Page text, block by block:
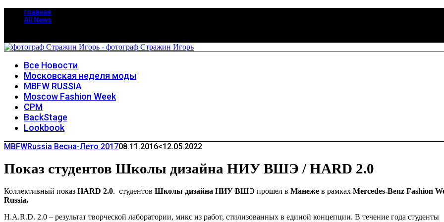
главная
All News
Все Новости
Московская неделя моды
MBFW RUSSIA
Moscow Fashion Week
CPM
BackStage
Lookbook
MBFWRussia Весна-Лето 201708.11.2016<12.05.2022
Показ студентов Школы дизайна НИУ ВШЭ / HARD 2.0
Коллективный показ HARD 2.0. студентов Школы дизайна НИУ ВШЭ прошел в Манеже в рамках Mercedes-Benz Fashion
Russia.
H.A.R.D. 2.0 – результат творческой лаборатории, микс из работ, стилизованных в единой концепции. В течение года студенты